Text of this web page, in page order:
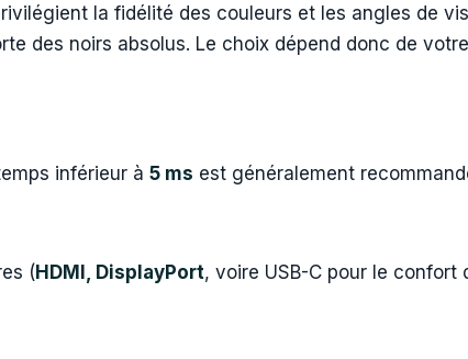
la fidélité des couleurs et les angles de
des noirs absolus. Le choix dépend donc de
inférieur à 5 ms est généralement
(HDMI, DisplayPort, voire USB-C pour le